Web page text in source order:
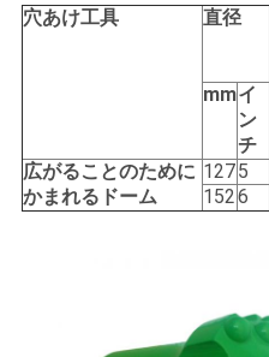
用
求
し
穴あけ工具
直径
mmイ
ン
チ
広がることのために
かまれるドーム
1275
1526